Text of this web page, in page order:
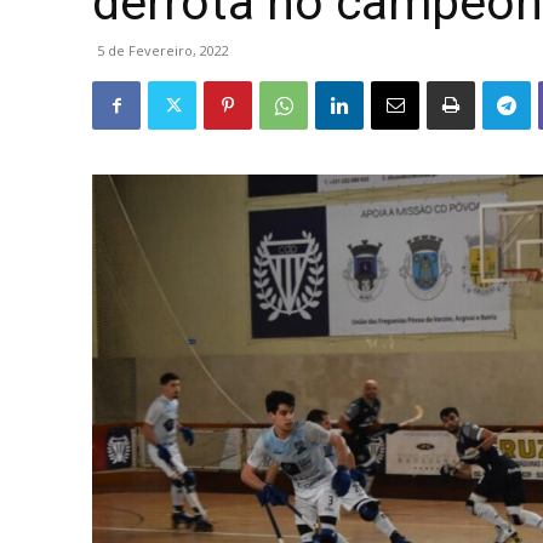
5 de Fevereiro, 2022